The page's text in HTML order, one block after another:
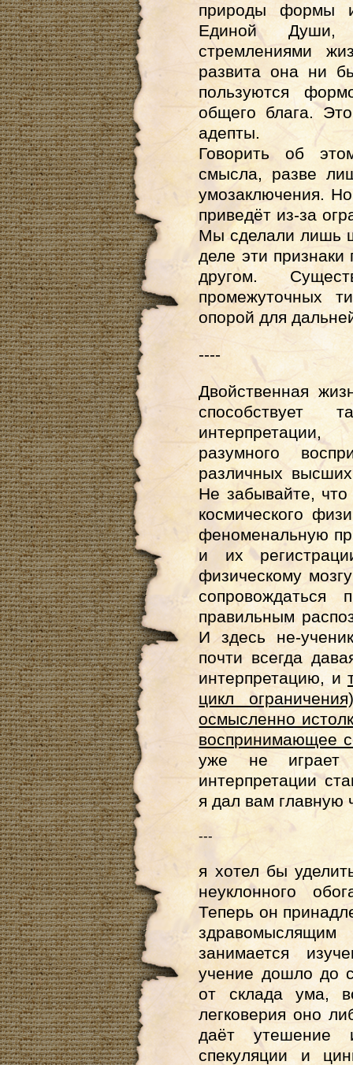
природы формы
Единой Души,
стремлениями
развита она ни
пользуются
общего блага.
адепты.
Говорить об
смысла, разве
умозаключения.
приведёт из-за
Мы сделали лишь
деле эти
другом.
промежуточных
опорой для
----
Двойственная
способствует
разумного
различных
Не забывайте,
космического
феноменальную
и их
физическому
сопровождаться
правильным
И здесь не-
почти всегда
интерпретацию, и
цикл
осмысленно
воспринимающее
уже не играет
интерпретации
я дал вам главную
---
я хотел бы
неуклонного
Теперь он
занимается
учение дошло до
от склада ума,
легковерия оно
даёт утешение
спекуляции и